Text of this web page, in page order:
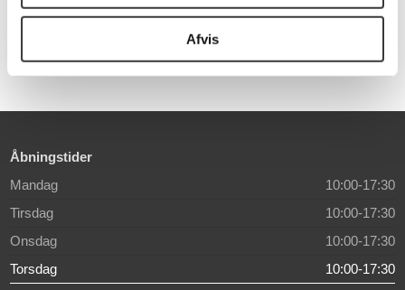
Afvis
Normalpris: 14.208,00 DKK Normalpris: 22.334,00 DKK
Åbningstider
Mandag
10:00-17:30
Tirsdag
10:00-17:30
Onsdag
10:00-17:30
Torsdag
10:00-17:30